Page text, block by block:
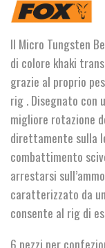
Bead
Kit
quantità
Il Micro Tungsten
di colore khaki
grazie al proprio
rig . Disegnato con
migliore rotazione
direttamente sulla
combattimento
arrestarsi
caratterizzato da
consente al rig di
6 pezzi per